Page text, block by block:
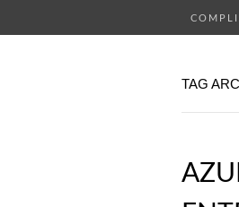
TAG